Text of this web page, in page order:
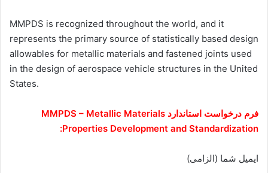
MMPDS is recognized throughout the world, and it
represents the primary source of statistically based design
allowables for metallic materials and fastened joints used
in the design of aerospace vehicle structures in the United
States.
فرم درخواست استاندارد MMPDS – Metallic Materials
Properties Development and Standardization:
ایمیل شما (الزامی)